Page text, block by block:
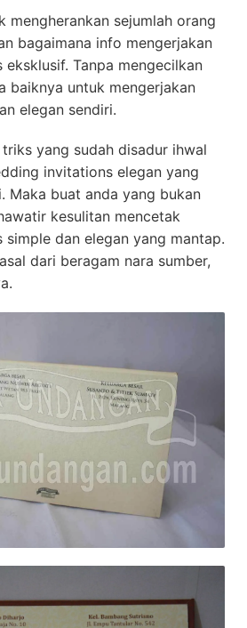
mengherankan sejumlah orang
bagaimana info mengerjakan
Tanpa mengecilkan
baiknya untuk mengerjakan
elegan sendiri.
yang sudah disadur ihwal
invitations elegan yang
Maka buat anda yang bukan
kesulitan mencetak
dan elegan yang mantap.
dari beragam nara sumber,